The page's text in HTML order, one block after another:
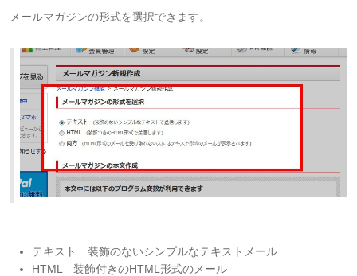
メールマガジンの形式を選択できます。
テキスト 装飾のないシンプルなテキストメール
HTML 装飾付きのHTML形式のメール